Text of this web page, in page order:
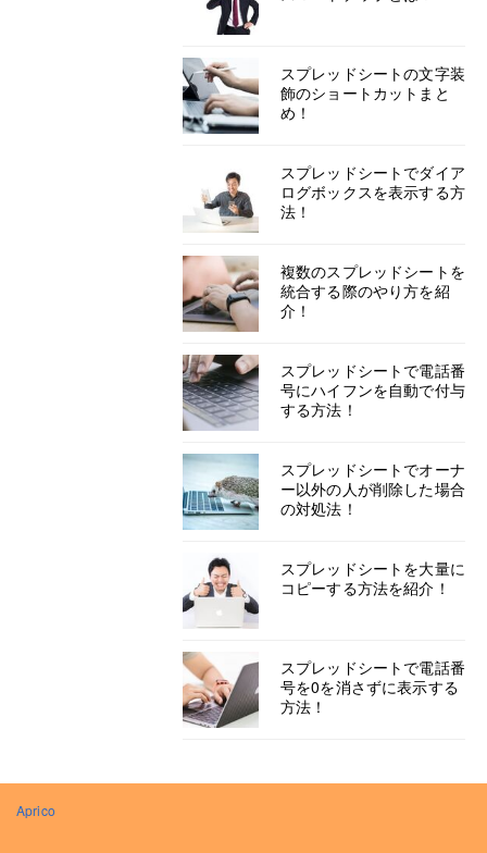
スプレッドシートの文字装
飾のショートカットまと
め！
スプレッドシートでダイア
ログボックスを表示する方
法！
複数のスプレッドシートを
統合する際のやり方を紹
介！
スプレッドシートで電話番
号にハイフンを自動で付与
する方法！
スプレッドシートでオーナ
ー以外の人が削除した場合
の対処法！
スプレッドシートを大量に
コピーする方法を紹介！
スプレッドシートで電話番
号を0を消さずに表示する
方法！
Aprico